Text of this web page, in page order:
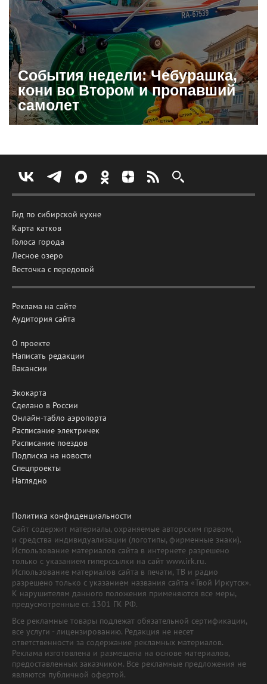
События недели: Чебурашка,
кони во Втором и пропавший
самолет
Гид по сибирской кухне
Карта катков
Голоса города
Лесное озеро
Весточка с передовой
Реклама на сайте
Аудитория сайта
О проекте
Написать редакции
Вакансии
Экокарта
Сделано в России
Онлайн-табло аэропорта
Расписание электричек
Расписание поездов
Подписка на новости
Спецпроекты
Наглядно
Политика конфиденциальности
Сайт содержит материалы, охраняемые авторским правом,
и средства индивидуализации (логотипы, фирменные знаки).
Использование материалов сайта в интернете разрешено
только с указанием гиперссылки на сайт www.irk.ru.
Использование материалов сайта в печати, ТВ и радио
разрешено только с указанием названия сайта «Твой Иркутск».
К нарушителям данного положения применяются все меры,
предусмотренные ст. 1301 ГК РФ.
Все рекламные товары подлежат обязательной сертификации,
все услуги - лицензированию. Редакция не несет
ответственности за содержание рекламных материалов.
Реклама изготовлена и размещена на основе материалов,
предоставленных заказчиком. Все рекламные предложения не
являются публичной офертой.